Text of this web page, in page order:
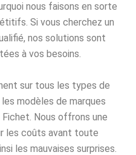
nous faisons en sorte
Si vous cherchez un
nos solutions sont
à vos besoins.
sur tous les types de
modèles de marques
Nous offrons une
les coûts avant toute
les mauvaises surprises.